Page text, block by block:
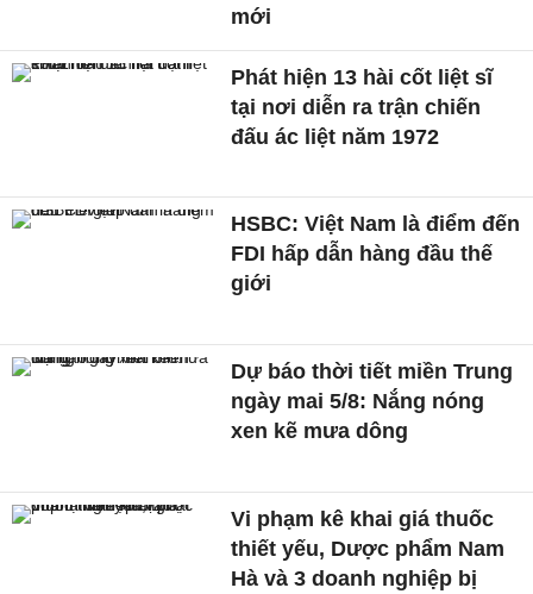
mới
Phát hiện 13 hài cốt liệt sĩ
tại nơi diễn ra trận chiến
đấu ác liệt năm 1972
HSBC: Việt Nam là điểm đến
FDI hấp dẫn hàng đầu thế
giới
Dự báo thời tiết miền Trung
ngày mai 5/8: Nắng nóng
xen kẽ mưa dông
Vi phạm kê khai giá thuốc
thiết yếu, Dược phẩm Nam
Hà và 3 doanh nghiệp bị